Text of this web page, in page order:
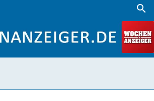
search